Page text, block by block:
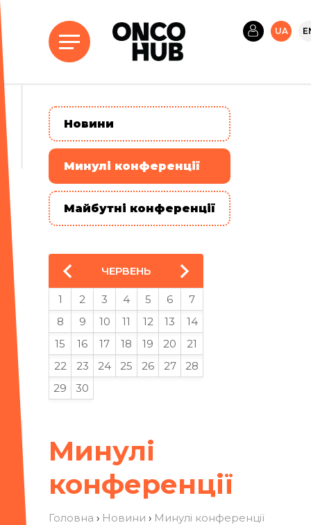
UA
Минулі
конференції
Головна › Новини › Минулі конференції
Новини
Минулі конференції
Майбутні конференції
ЧЕРВЕНЬ
1 2 3 4 5 6
7
8
9 10 11 12 13
14
15
16 17 18 19 20
21
22
23 24 25 26 27
28
29
30